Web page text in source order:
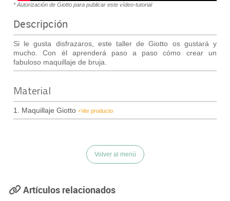
* Autorización de Giotto para publicar este vídeo-tutorial
Descripción
Si le gusta disfrazaros, este taller de Giotto os gustará y
mucho.
Con él aprenderá paso a paso cómo crear
un
fabuloso maquillaje de bruja.
Material
1. Maquillaje Giotto+Ver producto
Volver al menú
Artículos relacionados